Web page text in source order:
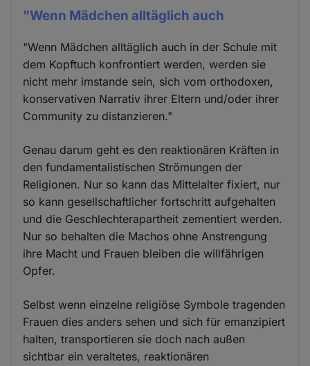
"Wenn Mädchen alltäglich auch
"Wenn Mädchen alltäglich auch in der Schule mit
dem Kopftuch konfrontiert werden, werden sie
nicht mehr imstande sein, sich vom orthodoxen,
konservativen Narrativ ihrer Eltern und/oder ihrer
Community zu distanzieren."
Genau darum geht es den reaktionären Kräften in
den fundamentalistischen Strömungen der
Religionen. Nur so kann das Mittelalter fixiert, nur
so kann gesellschaftlicher fortschritt aufgehalten
und die Geschlechterapartheit zementiert werden.
Nur so behalten die Machos ohne Anstrengung
ihre Macht und Frauen bleiben die willfährigen
Opfer.
Selbst wenn einzelne religiöse Symbole tragenden
Frauen dies anders sehen und sich für emanzipiert
halten, transportieren sie doch nach außen
sichtbar ein veraltetes, reaktionären